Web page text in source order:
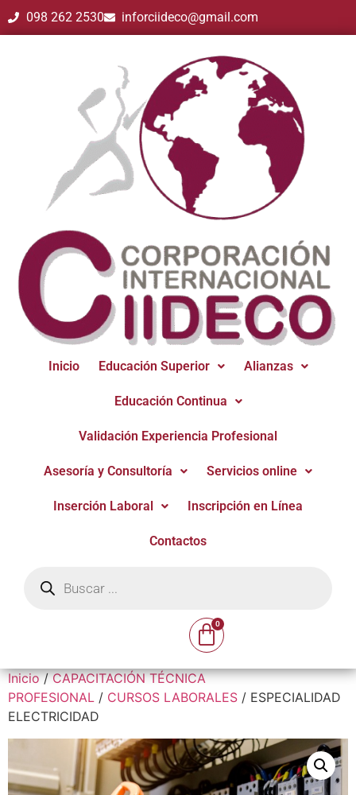
098 262 2530 inforciideco@gmail.com
Inicio Educación Superior Alianzas
Educación Continua
Validación Experiencia Profesional
Asesoría y Consultoría Servicios online
Inserción Laboral Inscripción en Línea
Contactos
Inicio/CAPACITACIÓN TÉCNICA
PROFESIONAL / CURSOS LABORALES / ESPECIALIDAD
ELECTRICIDAD